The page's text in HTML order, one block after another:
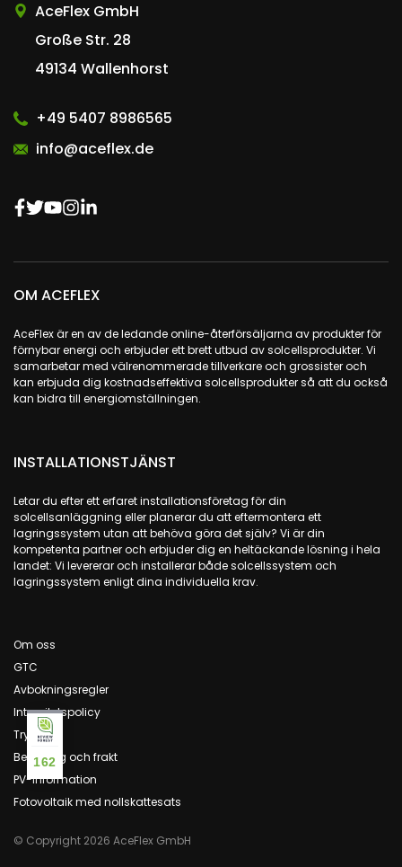
AceFlex GmbH
Große Str. 28
49134 Wallenhorst
+49 5407 8986565
info@aceflex.de
OM ACEFLEX
AceFlex är en av de ledande online-återförsäljarna av produkter för
förnybar energi och erbjuder ett brett utbud av solcellsprodukter. Vi
samarbetar med välrenommerade tillverkare och grossister och
kan erbjuda dig kostnadseffektiva solcellsprodukter så att du också
kan bidra till energiomställningen.
INSTALLATIONSTJÄNST
Letar du efter ett erfaret installationsföretag för din
solcellsanläggning eller planerar du att eftermontera ett
lagringssystem utan att behöva göra det själv? Vi är din
kompetenta partner och erbjuder dig en heltäckande lösning i hela
landet: Vi levererar och installerar både solcellssystem och
lagringssystem enligt dina individuella krav.
Om oss
GTC
Avbokningsregler
Integritetspolicy
Tryck
Betalning och frakt
PV-information
Fotovoltaik med nollskattesats
© Copyright 2026 AceFlex GmbH
162